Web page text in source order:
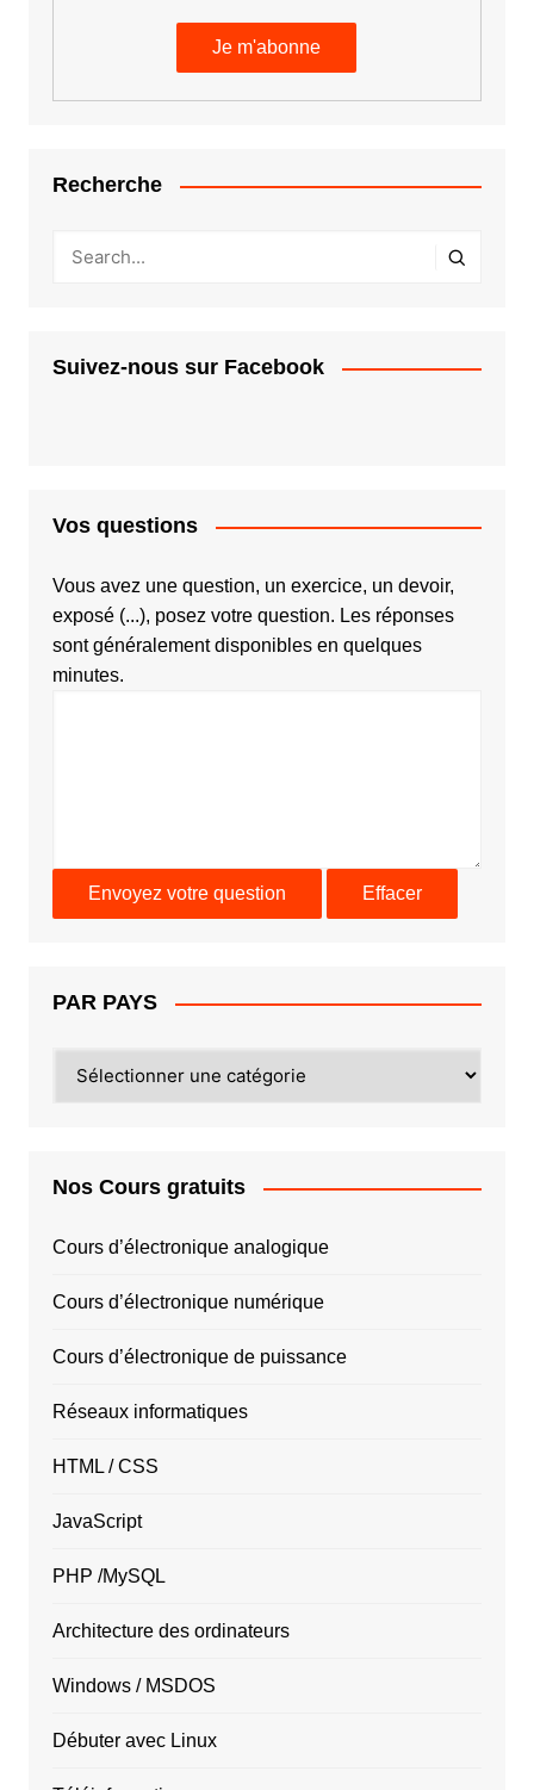
Recherche
Suivez-nous sur Facebook
Vos questions
Vous avez une question, un exercice, un devoir,
exposé (...), posez votre question. Les réponses
sont généralement disponibles en quelques
minutes.
PAR PAYS
PAYS
Nos Cours gratuits
Cours d’électronique analogique
Cours d’électronique numérique
Cours d’électronique de puissance
Réseaux informatiques
HTML / CSS
JavaScript
PHP /MySQL
Architecture des ordinateurs
Windows / MSDOS
Débuter avec Linux